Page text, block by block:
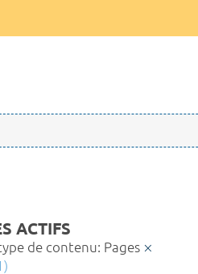
ACTIFS
de contenu: Pages